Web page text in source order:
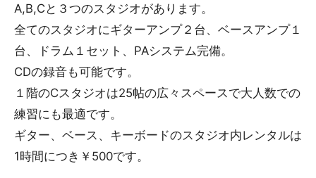
A,B,Cと３つのスタジオがあります。
全てのスタジオにギターアンプ２台、ベースアンプ１
台、ドラム１セット、PAシステム完備。
CDの録音も可能です。
１階のCスタジオは25帖の広々スペースで大人数での
練習にも最適です。
ギター、ベース、キーボードのスタジオ内レンタルは
1時間につき￥500です。